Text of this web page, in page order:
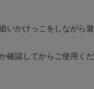
いかけっこをしながら遊
確認してからご使用くだ